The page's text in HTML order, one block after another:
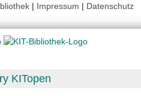
| Impressum | Datenschutz
KITopen